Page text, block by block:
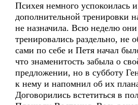
Психея немного успокоилась и
дополнительной тренировки
не назначила. Всю неделю
тренировались раздельно, не
сами по себе и Петя начал
что знаменитость забыла о
предложении, но в субботу
к нему и напомнил об их
Договорились встетиться в